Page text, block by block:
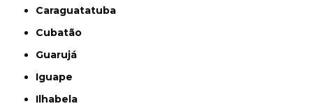
Caraguatatuba
Cubatão
Guarujá
Iguape
Ilhabela